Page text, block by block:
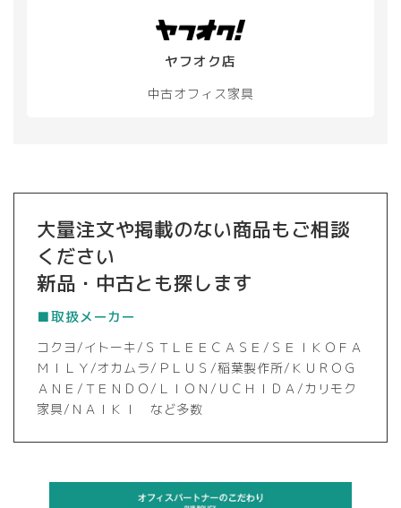
ヤフオク店
中古オフィス家具
大量注文や掲載のない商品もご相談
ください
新品・中古とも探します
■取扱メーカー
コクヨ/イトーキ/ＳＴＬＥＥＣＡＳＥ/ＳＥＩＫＯＦＡ
ＭＩＬＹ/オカムラ/ＰＬＵＳ/稲葉製作所/ＫＵＲＯＧ
ＡＮＥ/ＴＥＮＤＯ/ＬＩＯＮ/ＵＣＨＩＤＡ/カリモク
家具/ＮＡＩＫＩ など多数